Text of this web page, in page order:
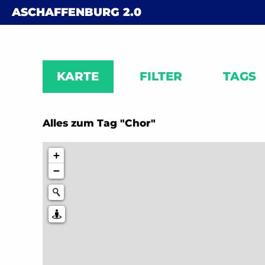
Skip to content
ASCHAFFENBURG 2.0
KARTE FILTER TAGS
Alles zum Tag "Chor"
+
−